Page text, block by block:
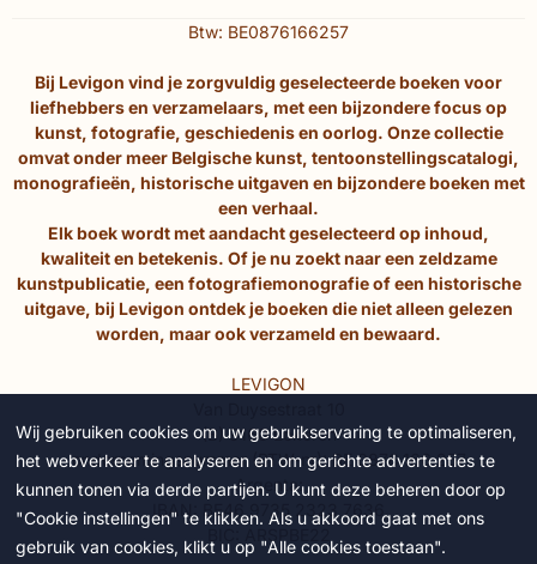
Btw: BE0876166257
Bij Levigon vind je zorgvuldig geselecteerde boeken voor
liefhebbers en verzamelaars, met een bijzondere focus op
kunst, fotografie, geschiedenis en oorlog. Onze collectie
omvat onder meer Belgische kunst, tentoonstellingscatalogi,
monografieën, historische uitgaven en bijzondere boeken met
een verhaal.
Elk boek wordt met aandacht geselecteerd op inhoud,
kwaliteit en betekenis. Of je nu zoekt naar een zeldzame
kunstpublicatie, een fotografiemonografie of een historische
uitgave, bij Levigon ontdek je boeken die niet alleen gelezen
worden, maar ook verzameld en bewaard.
LEVIGON
(B) 9160 Lokeren
ondernemingsnummer (BTW-nr): BE 0876.166.257
Argenta:
IBAN: BE46 9735 2323 7636
Wij gebruiken cookies om uw gebruikservaring te optimaliseren,
het webverkeer te analyseren en om gerichte advertenties te
kunnen tonen via derde partijen. U kunt deze beheren door op
"Cookie instellingen" te klikken. Als u akkoord gaat met ons
gebruik van cookies, klikt u op "Alle cookies toestaan".